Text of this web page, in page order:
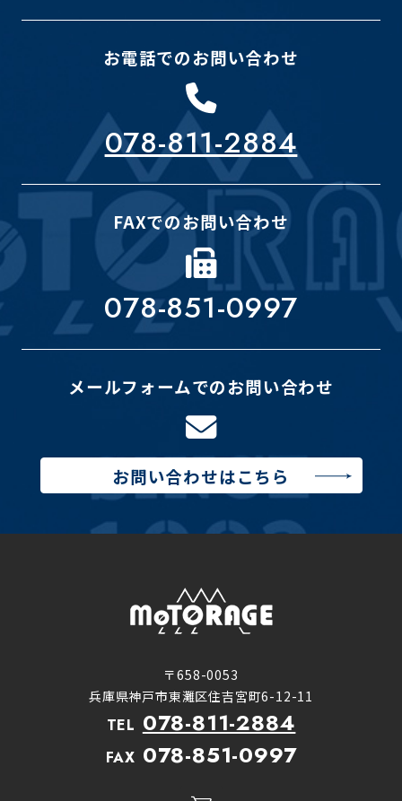
お電話でのお問い合わせ
078-811-2884
FAXでのお問い合わせ
078-851-0997
メールフォームでのお問い合わせ
お問い合わせはこちら
〒658-0053
兵庫県神戸市東灘区住吉宮町6-12-11
TEL 078-811-2884
FAX 078-851-0997